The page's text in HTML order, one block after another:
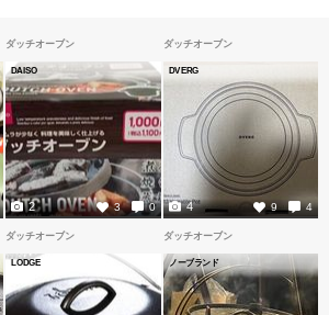
ダッチオーブン
DAISO
3 0
2
ダッチオーブン
DVERG
9 4
4
ダッチオーブン
LODGE
ダッチオーブン
ノーブランド